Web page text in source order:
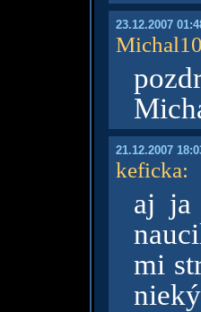
23.12.2007
21.12.2007
keficka:
aj ja
mi